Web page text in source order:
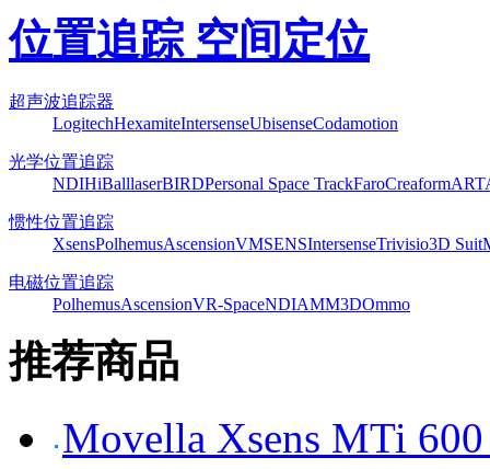
位置追踪 空间定位
超声波追踪器
LogitechHexamiteIntersenseUbisenseCodamotion
光学位置追踪
NDIHiBalllaserBIRDPersonal Space TrackFaroCreaformART
惯性位置追踪
XsensPolhemusAscensionVMSENSIntersenseTrivisio3D Suit
电磁位置追踪
PolhemusAscensionVR-SpaceNDIAMM3DOmmo
推荐商品
Movella Xsens MTi